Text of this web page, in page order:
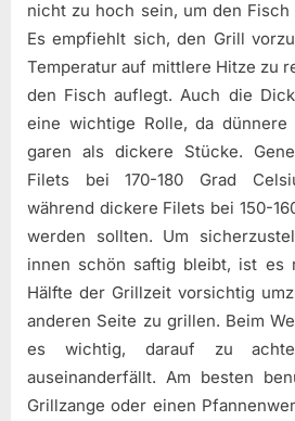
nicht zu hoch sein, um den
Es empfiehlt sich, den Grill
Temperatur auf mittlere Hitze zu
den Fisch auflegt. Auch die
eine wichtige Rolle, da
garen als dickere Stücke.
Filets bei 170-180 Grad
während dickere Filets bei 150-
werden sollten. Um
innen schön saftig bleibt, ist es
Hälfte der Grillzeit vorsichtig
anderen Seite zu grillen. Beim
es wichtig, darauf zu
auseinanderfällt. Am besten
Grillzange oder einen